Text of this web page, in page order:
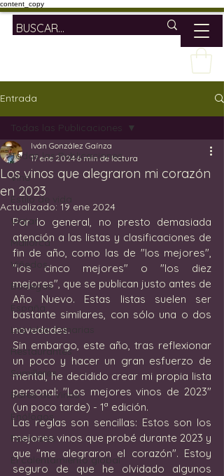
content_copy
Entrada
Todas las Publicaciones
Vino
Estilo de vida
Viajar
Mallorca
Viñedos
Bodegas
España
Las Islas Canarias
Restaurantes
Sumilleres
Bares de Vinos
Enólogos
Festivales
El calentamiento global
Todas las Publicaciones
Los vinos que alegraron mi corazón
en 2023
Iván González Gaínza
17 ene 2024 6 min de lectura
Actualizado: 19 ene 2024
Por lo general, no presto demasiada
atención a las listas y clasificaciones de
fin de año, como las de "los mejores",
"los cinco mejores" o "los diez
mejores", que se publican justo antes de
Año Nuevo. Estas listas suelen ser
bastante similares, con sólo una o dos
novedades.
Sin embargo, este año, tras reflexionar
un poco y hacer un gran esfuerzo de
mental, he decidido crear mi propia lista
personal: "Los mejores vinos de 2023"
(un poco tarde) - 1ª edición.
Las reglas son sencillas: Estos son los
mejores vinos que probé durante 2023 y
que "me alegraron el corazón". Estoy
seguro de que he olvidado algunos